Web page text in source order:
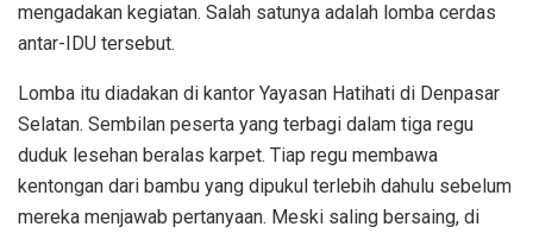
mengadakan kegiatan. Salah satunya adalah lomba cerdas
antar-IDU tersebut.
Lomba itu diadakan di kantor Yayasan Hatihati di Denpasar
Selatan. Sembilan peserta yang terbagi dalam tiga regu
duduk lesehan beralas karpet. Tiap regu membawa
kentongan dari bambu yang dipukul terlebih dahulu sebelum
mereka menjawab pertanyaan. Meski saling bersaing, di